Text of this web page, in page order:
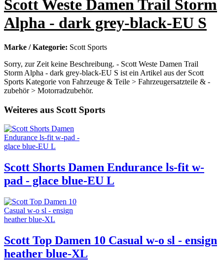
Scott Weste Damen Trail Storm
Alpha - dark grey-black-EU S
Marke / Kategorie: Scott Sports
Sorry, zur Zeit keine Beschreibung. - Scott Weste Damen Trail
Storm Alpha - dark grey-black-EU S ist ein Artikel aus der Scott
Sports Kategorie von Fahrzeuge & Teile > Fahrzeugersatzteile & -
zubehör > Motorradzubehör.
Weiteres aus Scott Sports
Scott Shorts Damen Endurance ls-fit w-
pad - glace blue-EU L
Scott Top Damen 10 Casual w-o sl - ensign
heather blue-XL